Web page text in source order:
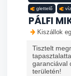
glettelő
PÁLFI
Kiszállok
Tisztelt
garanciával
területén!